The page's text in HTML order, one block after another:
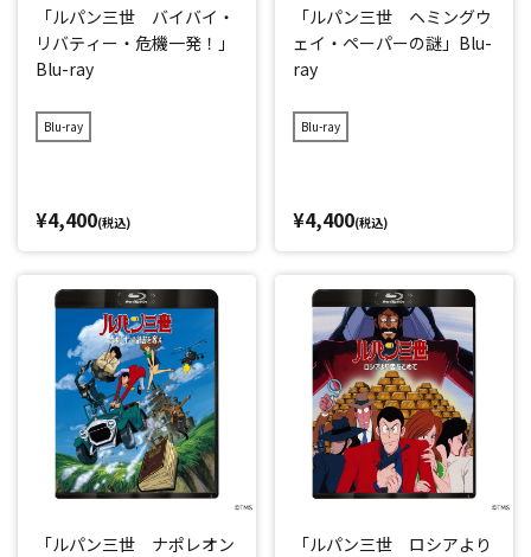
「ルパン三世 バイバイ・
リバティー・危機一発！」
Blu-ray
Blu-ray
¥4,400(税込)
「ルパン三世 ヘミングウ
ェイ・ペーパーの謎」Blu-
ray
Blu-ray
¥4,400(税込)
「ルパン三世 ナポレオン
「ルパン三世 ロシアより